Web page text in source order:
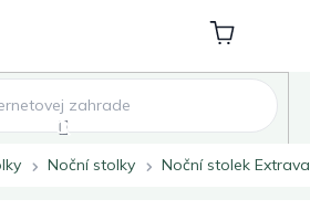
Nákupní
košík
Noční stolky Noční stolek